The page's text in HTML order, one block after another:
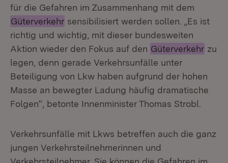
für die Gefahren im Zusammenhang mit dem
Güterverkehr sensibilisiert werden sollen. „Es ist
richtig und wichtig, mit dieser bundesweiten
Aktion wieder den Fokus auf den Güterverkehr zu
legen, denn gerade Verkehrsunfälle unter
Beteiligung von Lkw haben aufgrund der hohen
Masse an bewegter Ladung häufig dramatische
Folgen“, betonte Innenminister Thomas Strobl.
Verkehrsunfälle mit Lkws betreffen auch die ganz
jungen Verkehrsteilnehmerinnen und